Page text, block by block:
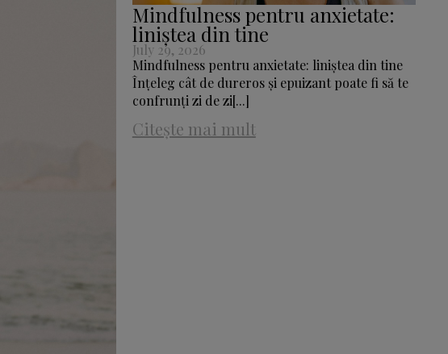
Mindfulness pentru anxietate:
liniștea din tine
July 29, 2026
Mindfulness pentru anxietate: liniștea din tine
Înțeleg cât de dureros și epuizant poate fi să te
confrunți zi de zi[...]
Citește mai mult